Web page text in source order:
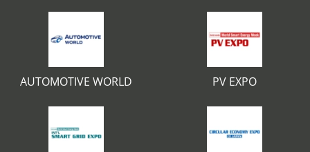
AUTOMOTIVE WORLD PV EXPO